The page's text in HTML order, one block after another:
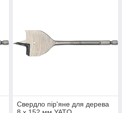
Свердло пір'яне для дерева